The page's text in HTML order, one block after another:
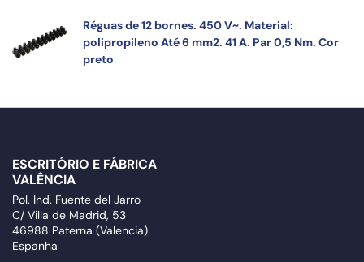
Réguas de 12 bornes. 450 V~. Material:
polipropileno Até 6 mm2. 41 A. Par 0,5 Nm. Cor
preto
ESCRITÓRIO E FÁBRICA
VALÊNCIA
Pol. Ind. Fuente del Jarro
C/ Villa de Madrid, 53
46988 Paterna (Valencia)
Espanha